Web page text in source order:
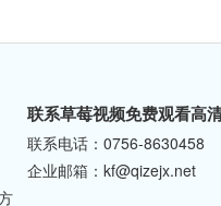
联系草莓视频免费观看高
联系电话：0756-8630458
企业邮箱：kf@qizejx.net